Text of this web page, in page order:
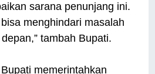
sarana penunjang ini.
menghindari masalah
tambah Bupati.
memerintahkan